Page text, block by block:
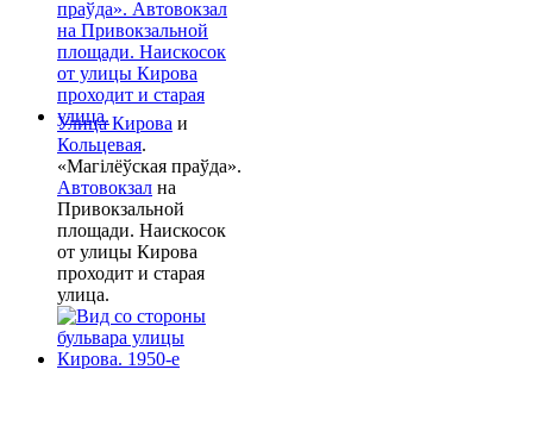
Улица Кирова и
Кольцевая.
«Магілёўская праўда».
Автовокзал на
Привокзальной
площади. Наискосок
от улицы Кирова
проходит и старая
улица.